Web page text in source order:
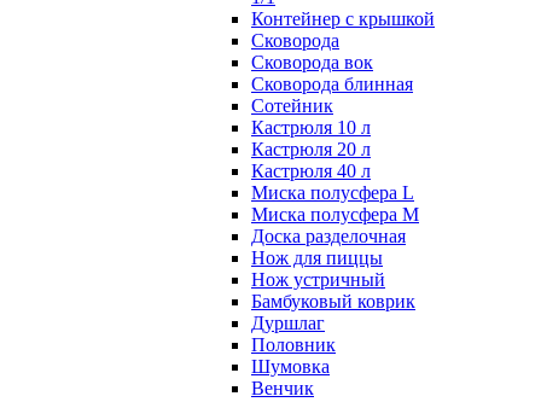
Контейнер с крышкой
Сковорода
Сковорода вок
Сковорода блинная
Сотейник
Кастрюля 10 л
Кастрюля 20 л
Кастрюля 40 л
Миска полусфера L
Миска полусфера M
Доска разделочная
Нож для пиццы
Нож устричный
Бамбуковый коврик
Дуршлаг
Половник
Шумовка
Венчик